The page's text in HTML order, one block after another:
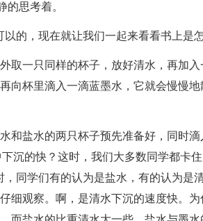
的思考着。
的，现在就让我们一起来看看书上是
一只同样的杯子，放好清水，再加入
向杯里滴入一滴蓝墨水，它就会慢慢地
盐水的两只杯子预先准备好，同时滴
沉的快？这时，我们大多数同学都卡
同学们有的认为是盐水，有的认为是
细观察。啊，是清水下沉的速度快。